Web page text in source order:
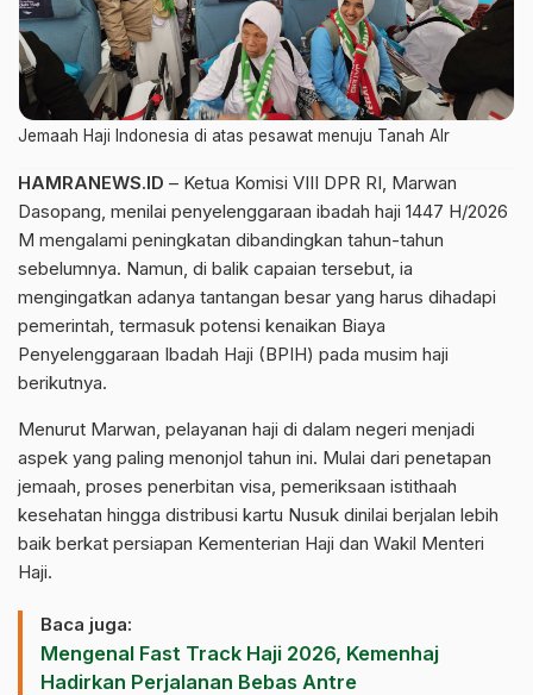
Jemaah Haji Indonesia di atas pesawat menuju Tanah AIr
HAMRANEWS.ID – Ketua Komisi VIII DPR RI, Marwan
Dasopang, menilai penyelenggaraan ibadah haji 1447 H/2026
M mengalami peningkatan dibandingkan tahun-tahun
sebelumnya. Namun, di balik capaian tersebut, ia
mengingatkan adanya tantangan besar yang harus dihadapi
pemerintah, termasuk potensi kenaikan Biaya
Penyelenggaraan Ibadah Haji (BPIH) pada musim haji
berikutnya.
Menurut Marwan, pelayanan haji di dalam negeri menjadi
aspek yang paling menonjol tahun ini. Mulai dari penetapan
jemaah, proses penerbitan visa, pemeriksaan istithaah
kesehatan hingga distribusi kartu Nusuk dinilai berjalan lebih
baik berkat persiapan Kementerian Haji dan Wakil Menteri
Haji.
Baca juga:
Mengenal Fast Track Haji 2026, Kemenhaj
Hadirkan Perjalanan Bebas Antre